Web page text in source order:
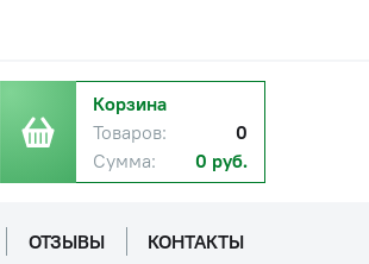
Корзина
Товаров:
0
Сумма:
0 руб.
ОТЗЫВЫ КОНТАКТЫ